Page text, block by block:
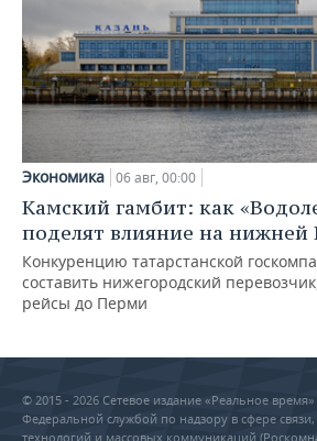
Экономика 06 авг, 00:00
Камский гамбит: как
поделят влияние на нижней
Конкуренцию татарстанской
составить нижегородский
рейсы до Перми
© 2015 - 2026 Сетевое издание «Реальное
Федеральной службой по надзору в сфере
технологий и массовых коммуникаций